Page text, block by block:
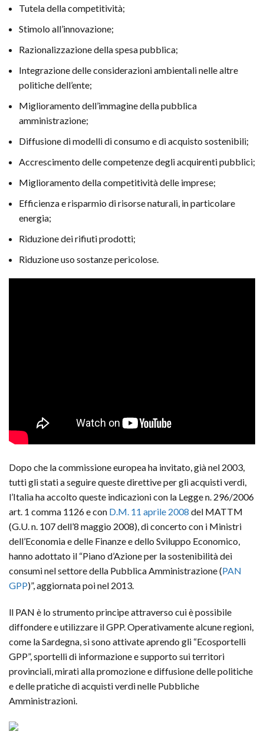
Tutela della competitività;
Stimolo all’innovazione;
Razionalizzazione della spesa pubblica;
Integrazione delle considerazioni ambientali nelle altre
politiche dell’ente;
Miglioramento dell’immagine della pubblica
amministrazione;
Diffusione di modelli di consumo e di acquisto sostenibili;
Accrescimento delle competenze degli acquirenti pubblici;
Miglioramento della competitività delle imprese;
Efficienza e risparmio di risorse naturali, in particolare
energia;
Riduzione dei rifiuti prodotti;
Riduzione uso sostanze pericolose.
Dopo che la commissione europea ha invitato, già nel 2003
tutti gli stati a seguire queste direttive per gli acquisti verdi,
l’Italia ha accolto queste indicazioni con la Legge n. 296/2006
art. 1 comma 1126 e con D.M. 11 aprile 2008 del MATTM
(G.U. n. 107 dell’8 maggio 2008), di concerto con i Ministri
dell’Economia e delle Finanze e dello Sviluppo Economico,
hanno adottato il “Piano d’Azione per la sostenibilità dei
consumi nel settore della Pubblica Amministrazione (PAN
GPP)”, aggiornata poi nel 2013.
ll PAN è lo strumento principe attraverso cui è possibile
diffondere e utilizzare il GPP. Operativamente alcune regioni,
come la Sardegna, si sono attivate aprendo gli “Ecosportelli
GPP”, sportelli di informazione e supporto sui territori
provinciali, mirati alla promozione e diffusione delle politiche
e delle pratiche di acquisti verdi nelle Pubbliche
Amministrazioni.